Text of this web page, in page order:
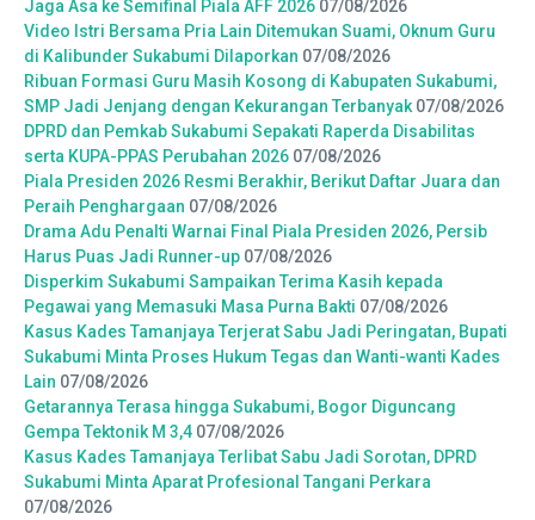
Jaga Asa ke Semifinal Piala AFF 2026 07/08/2026
Video Istri Bersama Pria Lain Ditemukan Suami, Oknum Guru
di Kalibunder Sukabumi Dilaporkan 07/08/2026
Ribuan Formasi Guru Masih Kosong di Kabupaten Sukabumi,
SMP Jadi Jenjang dengan Kekurangan Terbanyak 07/08/2026
DPRD dan Pemkab Sukabumi Sepakati Raperda Disabilitas
serta KUPA-PPAS Perubahan 2026 07/08/2026
Piala Presiden 2026 Resmi Berakhir, Berikut Daftar Juara dan
Peraih Penghargaan 07/08/2026
Drama Adu Penalti Warnai Final Piala Presiden 2026, Persib
Harus Puas Jadi Runner-up 07/08/2026
Disperkim Sukabumi Sampaikan Terima Kasih kepada
Pegawai yang Memasuki Masa Purna Bakti 07/08/2026
Kasus Kades Tamanjaya Terjerat Sabu Jadi Peringatan, Bupati
Sukabumi Minta Proses Hukum Tegas dan Wanti-wanti Kades
Lain 07/08/2026
Getarannya Terasa hingga Sukabumi, Bogor Diguncang
Gempa Tektonik M 3,4 07/08/2026
Kasus Kades Tamanjaya Terlibat Sabu Jadi Sorotan, DPRD
Sukabumi Minta Aparat Profesional Tangani Perkara
07/08/2026